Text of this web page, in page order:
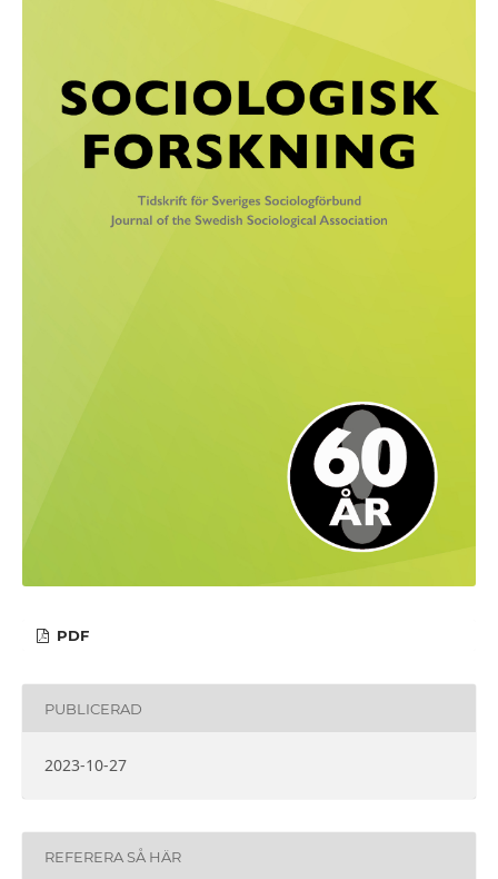
PDF
PUBLICERAD
2023-10-27
REFERERA SÅ HÄR